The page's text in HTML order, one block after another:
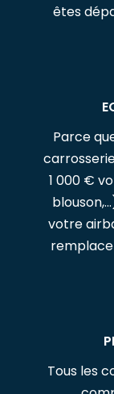
êtes
Parce
1 000 €
votre
Tous les